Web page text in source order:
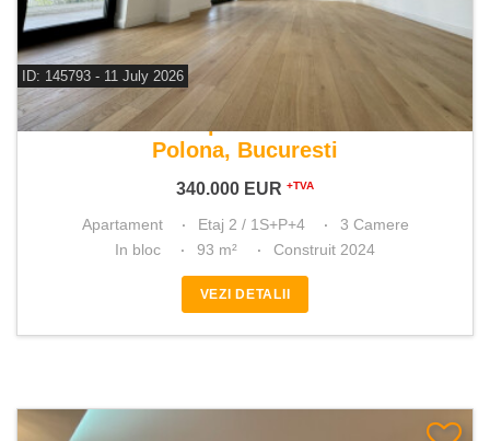
ID: 145793 - 11 July 2026
De vanzare apartament 3 camere
Polona, Bucuresti
340.000 EUR +TVA
Apartament Etaj 2 / 1S+P+4
3 Camere
In bloc
93 m² Construit 2024
VEZI DETALII